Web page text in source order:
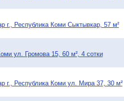
г., Республика Коми Сыктывкар, 57 м²
ул. Громова 15, 60 м², 4 сотки
г., Республика Коми ул. Мира 37, 30 м²